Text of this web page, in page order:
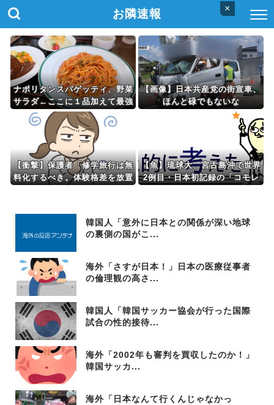
×
お隣速報
ナポリタンスパゲッティ、野菜
サラダ←ここに１品加えて最強
しろ
【画像】日本共産党の街宣車、
ほんと碌でもないな
【衝撃】保護者「修学旅行は無
料化するべき。体験格差を放置
【魚】琉球大、宮古島沖で世界
2例目・日本初記録の「コモレ
韓国人「意外に日本との関係が深い地球
の裏側の国がこ...
海外「さすが日本！」日本の医療従事者
の倫理観の高さ...
韓国人「韓国サッカー協会が行った国際
試合の性的接待...
海外「2002年も審判を買収したのか！」
韓国サッカ...
海外「日本なんて行くんじゃなかっ